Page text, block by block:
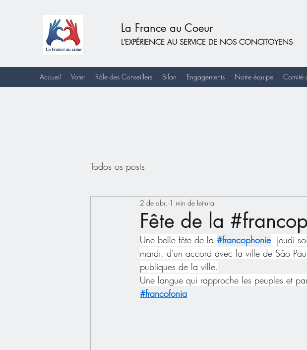
La France au Coeur
L'EXPÉRIENCE AU SERVICE DE NOS CONCITOYENS
Accueil Voter Rôle des Conseillers Bilan Engagements Notre équipe Comité
Todos os posts
Fête de la
2 de abr. 1 min de leitura
Une belle fête de la #francophonie jeudi
mardi, d'un accord avec la ville de São
publiques de la ville.
Une langue qui rapproche les peuples et
#francofonia